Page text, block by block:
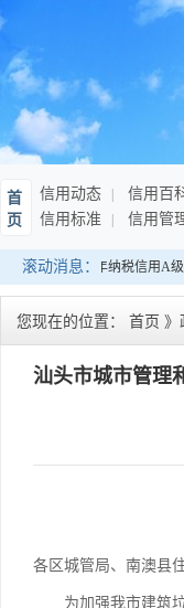
首
页
信用动态 信用百
信用标准
信用管
滚动消息：
：发布连续10年纳税信用A级
您现在的位置： 首页 》
汕头市城市管理
各区城管局、南澳县
为加强我市建筑垃